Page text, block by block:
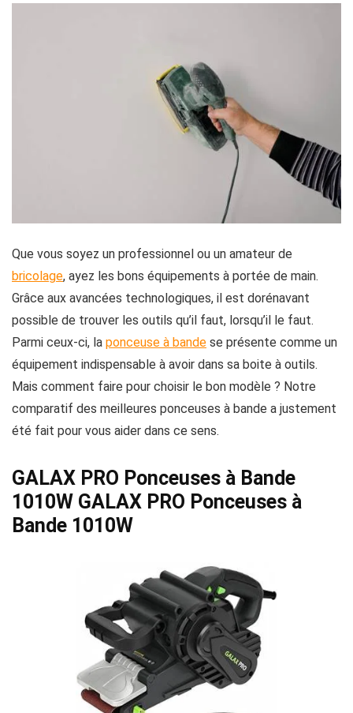
Que vous soyez un professionnel ou un amateur de
bricolage, ayez les bons équipements à portée de main.
Grâce aux avancées technologiques, il est dorénavant
possible de trouver les outils qu’il faut, lorsqu’il le faut.
Parmi ceux-ci, la ponceuse à bande se présente comme un
équipement indispensable à avoir dans sa boite à outils.
Mais comment faire pour choisir le bon modèle ? Notre
comparatif des meilleures ponceuses à bande a justement
été fait pour vous aider dans ce sens.
GALAX PRO Ponceuses à Bande
1010W GALAX PRO Ponceuses à
Bande 1010W